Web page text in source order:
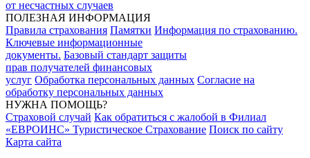
от несчастных случаев
ПОЛЕЗНАЯ ИНФОРМАЦИЯ
Правила страхования Памятки Информация по страхованию.
Ключевые информационные
документы. Базовый стандарт защиты
прав получателей финансовых
услуг Обработка персональных данных Согласие на
обработку персональных данных
НУЖНА ПОМОЩЬ?
Страховой случай Как обратиться с жалобой в Филиал
«ЕВРОИНС» Туристическое Страхование Поиск по сайту
Карта сайта